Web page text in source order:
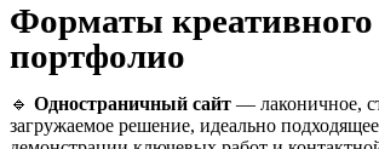
Форматы креативного
портфолио
🔹 Одностраничный сайт — лаконичное,
загружаемое решение, идеально